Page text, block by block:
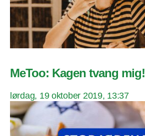
MeToo: Kagen tvang mig!
lørdag, 19 oktober 2019, 13:37